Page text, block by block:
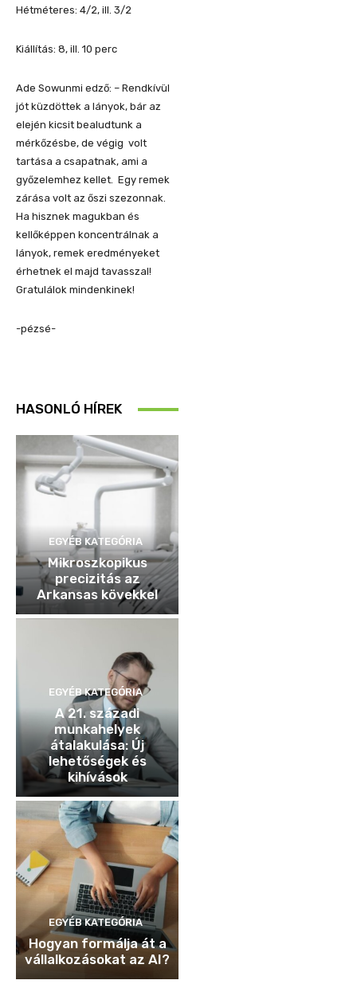
Hétméteres: 4/2, ill. 3/2
Kiállítás: 8, ill. 10 perc
Ade Sowunmi edző: – Rendkívül
jót küzdöttek a lányok, bár az
elején kicsit bealudtunk a
mérkőzésbe, de végig volt
tartása a csapatnak, ami a
győzelemhez kellet. Egy remek
zárása volt az őszi szezonnak.
Ha hisznek magukban és
kellőképpen koncentrálnak a
lányok, remek eredményeket
érhetnek el majd tavasszal!
Gratulálok mindenkinek!
-pézsé-
HASONLÓ HÍREK
EGYÉB KATEGÓRIA
Mikroszkopikus
precizitás az
Arkansas kövekkel
EGYÉB KATEGÓRIA
A 21. századi
munkahelyek
átalakulása: Új
lehetőségek és
kihívások
EGYÉB KATEGÓRIA
Hogyan formálja át a
vállalkozásokat az AI?